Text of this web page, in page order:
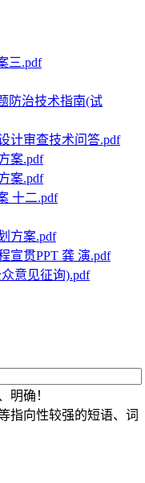
三.pdf
防治技术指南(试
计审查技术问答.pdf
案.pdf
案.pdf
十二.pdf
方案.pdf
宣贯PPT 龚 演.pdf
意见征询).pdf
明确！
指向性较强的短语、词